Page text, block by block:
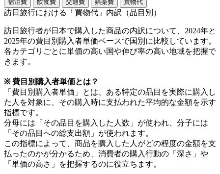
宿泊費 飲食費 交通費 娯楽費 買物代
訪日旅行における「買物代」内訳（品目別）
訪日旅行者が日本で購入した商品の内訳について、2024年と
2025年の費目別購入者単価ベースで国別に比較しています。
各カテゴリごとに単価の高い国や伸び率の高い地域を把握で
きます。
※ 費目別購入者単価とは？
「費目別購入者単価」とは、ある特定の品目を実際に購入し
た人を対象に、その購入時に支払われた平均的な金額を示す
指標です。
分母には「その品目を購入した人数」が使われ、分子には
「その品目への総支出額」が使われます。
この指標によって、商品を購入した人がどの程度の金額を支
払ったのかが分かるため、消費者の購入行動の「深さ」や
「単価の高さ」を把握するのに役立ちます。